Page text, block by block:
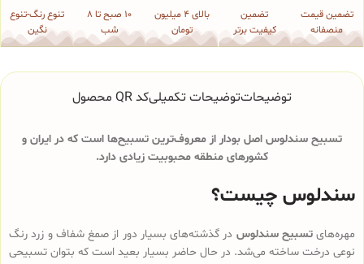
تضمین قیمت
منصفانه
تضمین
کیفیت برتر
بالای 4 میلیون
تومان
10 صبح تا 8
شب
تنوع رنگ-تنوع
نگین
توضیحاتتوضیحات تکمیلیکد QR محصول
تسبیح سندلوس اصل بودار از معروف‌ترین تسبیح‌ها است که در ایران و
کشورهای منطقه محبوبیت زیادی دارد.
سندلوس چیست؟
مهره‌هایتسبیح سندلوس در گذشته‌های بسیار دور از صمغ شفاف و زرد رنگ
نوعی درخت ساخته می‌شد. در حال حاضر بسیار بعید است که بتوان تسبیحی